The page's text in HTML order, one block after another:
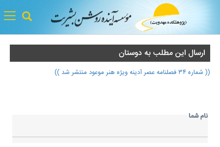
ارسال اين مطلب به دوستان
(( شماره ۳۴ فصلنامه عصر آدینه ویژه هنر موعود منتشر شد ))
نام شما